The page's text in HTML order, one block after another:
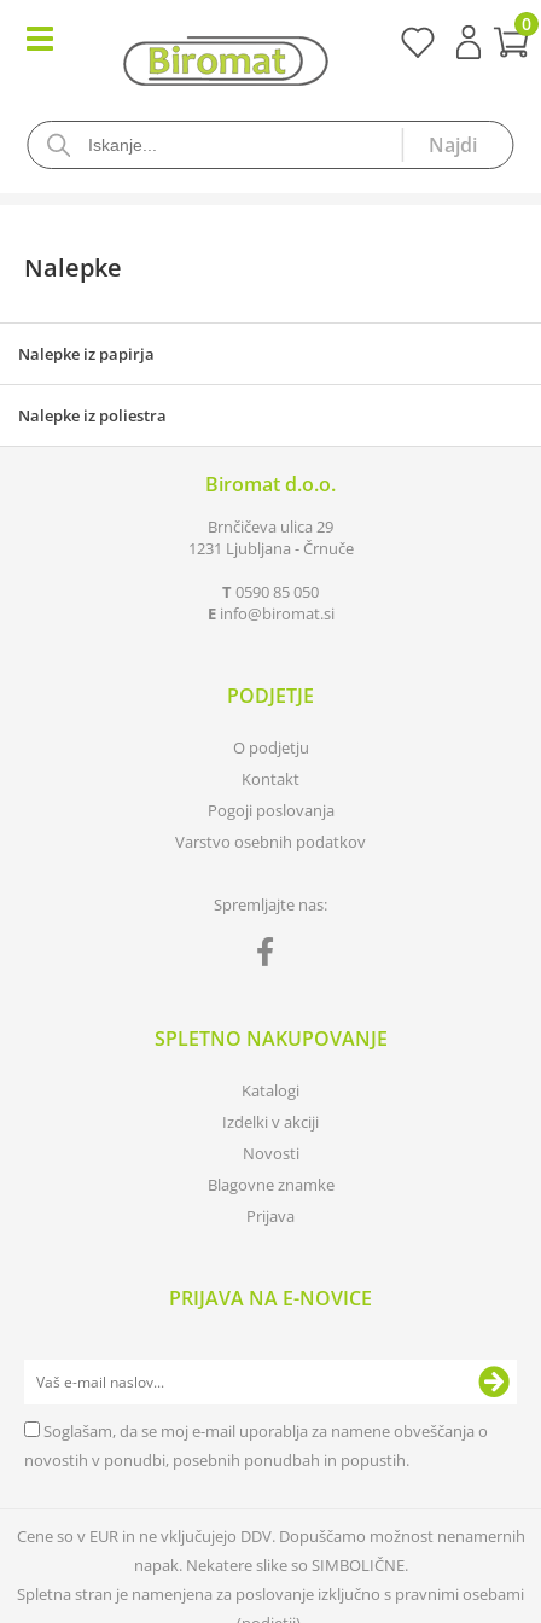
0
Nalepke
Nalepke iz papirja
Nalepke iz poliestra
Biromat d.o.o.
Brnčičeva ulica 29
1231 Ljubljana - Črnuče
T0590 85 050
E info biromat.si
PODJETJE
O podjetju
Kontakt
Pogoji poslovanja
Varstvo osebnih podatkov
Spremljajte nas:
SPLETNO NAKUPOVANJE
Katalogi
Izdelki v akciji
Novosti
Blagovne znamke
Prijava
PRIJAVA NA E-NOVICE
Soglašam, da se moj e-mail uporablja za namene obveščanja o
novostih v ponudbi, posebnih ponudbah in popustih.
Cene so v EUR in ne vključujejo DDV. Dopuščamo možnost nenamernih
napak. Nekatere slike so SIMBOLIČNE.
Spletna stran je namenjena za poslovanje izključno s pravnimi osebami